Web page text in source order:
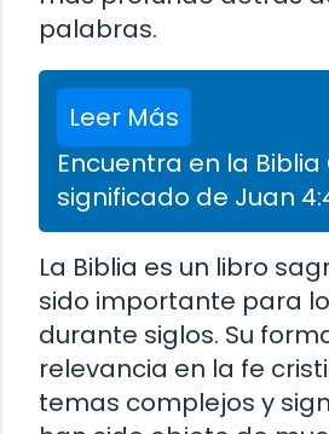
palabras.
Leer Más
Encuentra en la
significado de Juan
La Biblia es un libro
sido importante para
durante siglos. Su
relevancia en la fe
temas complejos y